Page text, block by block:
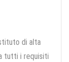
di alta
tutti i requisiti